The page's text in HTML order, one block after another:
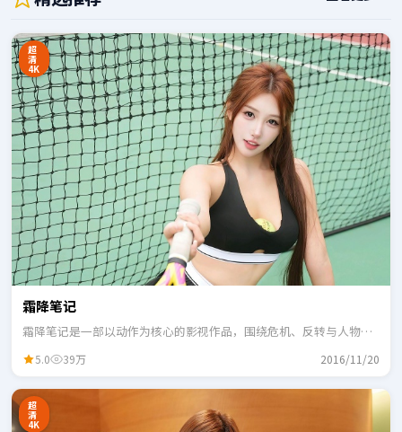
超
清
4K
霜降笔记
霜降笔记是一部以动作为核心的影视作品，围绕危机、反转与人物成
5.0 39万 2016/11/20
超
清
4K